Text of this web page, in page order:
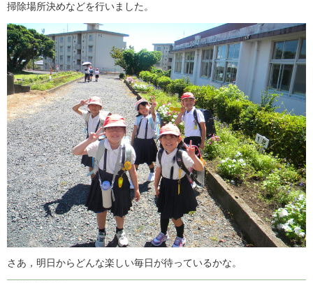
掃除場所決めなどを行いました。
さあ，明日からどんな楽しい毎日が待っているかな。